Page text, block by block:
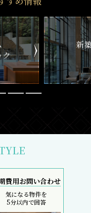
新
費用お問い合わせ
気になる物件を
5分以内で回答